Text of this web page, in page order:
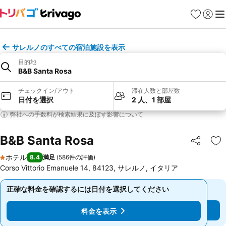
お気に入り
ログイ
メ
サレルノのすべての宿泊施設を表示
目的地
B&B Santa Rosa
チェックイン/アウト
日付を選択
滞在人数と部屋数
2 人、1 部屋
弊社への手数料が検索結果に及ぼす影響について
B&B Santa Rosa シェア
お
1 ホテルのランク
ホテル 8.4 満足 (586件の評価)
Corso Vittorio Emanuele 14, 84123, サレルノ, イタリア
正確な料金を確認するには日付を選択してください
料金を表示
正確な料金を確認するには日付を選択してください
料金を表示